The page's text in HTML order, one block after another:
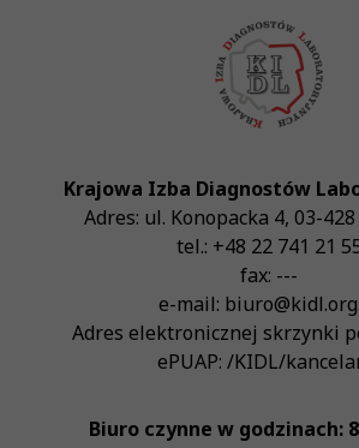
Krajowa Izba Diagnostów
Adres: ul. Konopacka 4, 03-428
tel.: +48 22 741 21
fax: ---
e-mail:
Adres elektronicznej skrzynki
ePUAP: /KIDL/
Biuro czynne w godzinach: